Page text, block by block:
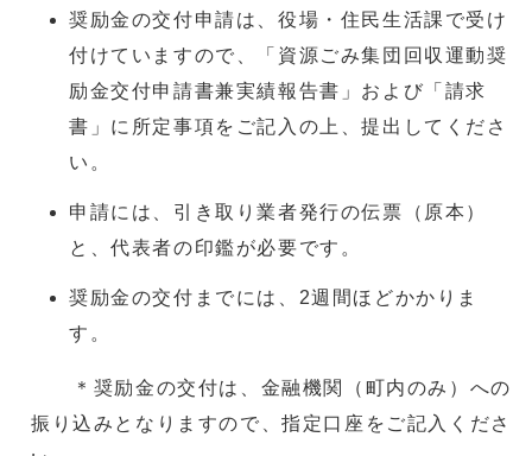
奨励金の交付申請は、役場・住民生活課で受け
付けていますので、「資源ごみ集団回収運動奨
励金交付申請書兼実績報告書」および「請求
書」に所定事項をご記入の上、提出してくださ
い。
申請には、引き取り業者発行の伝票（原本）
と、代表者の印鑑が必要です。
奨励金の交付までには、2週間ほどかかりま
す。
＊奨励金の交付は、金融機関（町内のみ）への
振り込みとなりますので、指定口座をご記入くださ